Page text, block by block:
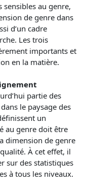
sensibles au genre,
de genre dans
d’un cadre
Les trois
importants et
en la matière.
partie des
le paysage des
un
au genre doit être
dimension de genre
À cet effet, il
sur des statistiques
à tous les niveaux.